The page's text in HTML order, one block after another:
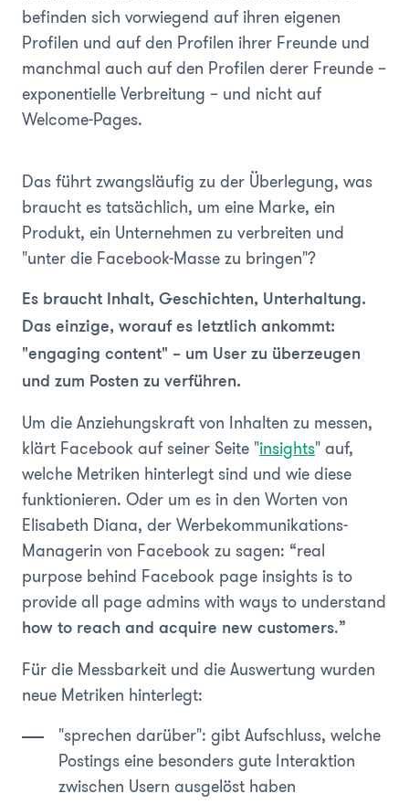
befinden sich vorwiegend auf ihren eigenen
Profilen und auf den Profilen ihrer Freunde und
manchmal auch auf den Profilen derer Freunde –
exponentielle Verbreitung – und nicht auf
Welcome-Pages.
Das führt zwangsläufig zu der Überlegung, was
braucht es tatsächlich, um eine Marke, ein
Produkt, ein Unternehmen zu verbreiten und
"unter die Facebook-Masse zu bringen"?
Es braucht Inhalt, Geschichten, Unterhaltung.
Das einzige, worauf es letztlich ankommt:
"engaging content" – um User zu überzeugen
und zum Posten zu verführen.
Um die Anziehungskraft von Inhalten zu messen,
klärt Facebook auf seiner Seite "insights" auf,
welche Metriken hinterlegt sind und wie diese
funktionieren. Oder um es in den Worten von
Elisabeth Diana, der Werbekommunikations-
Managerin von Facebook zu sagen: “real
purpose behind Facebook page insights is to
provide all page admins with ways to understand
how to reach and acquire new customers.”
Für die Messbarkeit und die Auswertung wurden
neue Metriken hinterlegt:
"sprechen darüber": gibt Aufschluss, welche
Postings eine besonders gute Interaktion
zwischen Usern ausgelöst haben